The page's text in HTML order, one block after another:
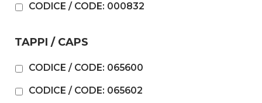
CODICE / CODE: 000832
TAPPI / CAPS
CODICE / CODE: 065600
CODICE / CODE: 065602